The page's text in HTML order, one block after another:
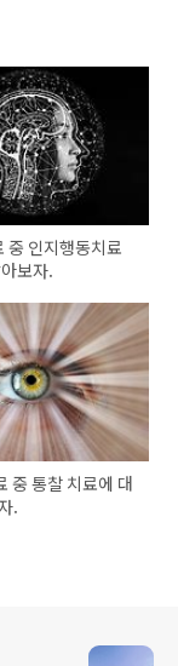
중 인지행동치료
보자.
중 통찰 치료에 대
.